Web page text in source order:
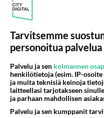
Tarvitsemme
personoitua palvelua
Palvelu ja sen kolmannen
henkilötietoja (esim. IP-
ja muita teknisiä keinoja
laitteellasi tarjotakseen
ja parhaan mahdollisen
Palvelu ja sen kumppanit